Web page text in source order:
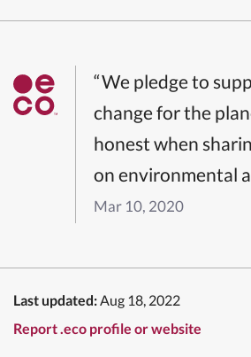
“We pledge to
change for the
honest when
on environmental
Mar 10, 2020
Last updated:Aug 18, 2022
Report .eco profile or website